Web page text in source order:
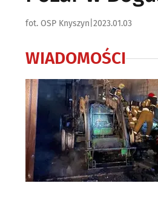
fot. OSP Knyszyn 2023.01.03
WIADOMOŚCI